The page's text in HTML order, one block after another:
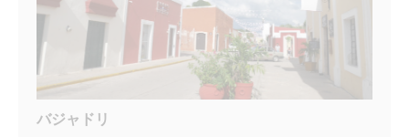
バジャドリ